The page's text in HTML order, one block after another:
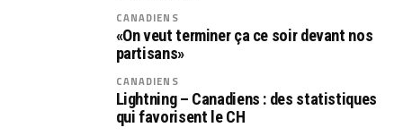
CANADIENS
«On veut terminer ça ce soir devant nos
partisans»
CANADIENS
Lightning – Canadiens : des statistiques
qui favorisent le CH